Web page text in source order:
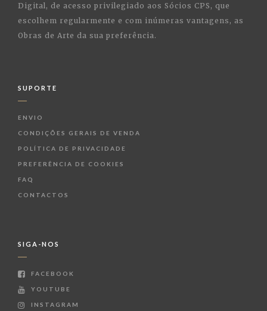
Digital, de acesso privilegiado aos Sócios CPS, que
escolhem regularmente e com inúmeras vantagens, as
Obras de Arte da sua preferência.
SUPORTE
ENVIO
CONDIÇÕES GERAIS DE VENDA
POLÍTICA DE PRIVACIDADE
PREFERÊNCIA DE COOKIES
FAQ
CONTACTOS
SIGA-NOS
FACEBOOK
YOUTUBE
INSTAGRAM